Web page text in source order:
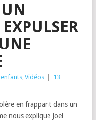
, Vidéos
13
en frappant dans un
nous explique Joel